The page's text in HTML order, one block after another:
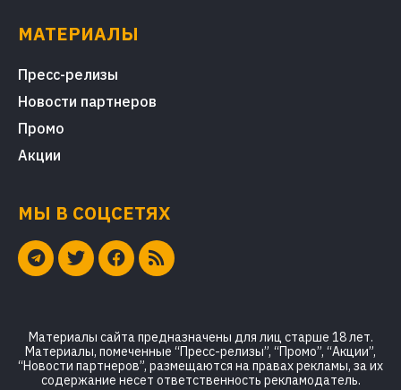
МАТЕРИАЛЫ
Пресс-релизы
Новости партнеров
Промо
Акции
МЫ В СОЦСЕТЯХ
Материалы сайта предназначены для лиц старше 18 лет.
Материалы, помеченные “Пресс-релизы”, “Промо”, “Акции”,
“Новости партнеров”, размещаются на правах рекламы, за их
содержание несет ответственность рекламодатель.